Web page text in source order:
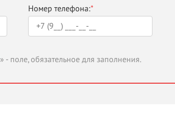
Номер телефона:*
» - поле, обязательное для заполнения.